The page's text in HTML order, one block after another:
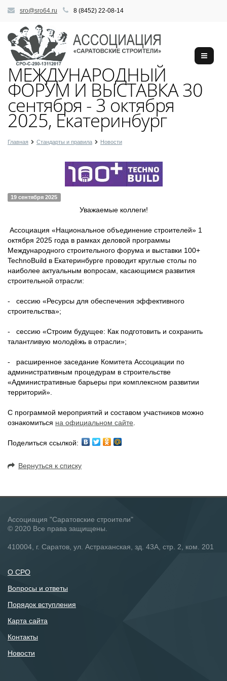
sro@sro64.ru 8 (8452) 22-08-14
МЕЖДУНАРОДНЫЙ
ФОРУМ И ВЫСТАВКА 30
сентября - 3 октября
2025, Екатеринбург
Главная Стандарты и правила Новости
19 сентября 2025
Уважаемые коллеги!
Ассоциация «Национальное объединение строителей» 1
октября 2025 года в рамках деловой программы
Международного строительного форума и выставки 100+
TechnoBuild в Екатеринбурге проводит круглые столы по
наиболее актуальным вопросам, касающимся развития
строительной отрасли:
- сессию «Ресурсы для обеспечения эффективного
строительства»;
- сессию «Строим будущее: Как подготовить и сохранить
талантливую молодёжь в отрасли»;
- расширенное заседание Комитета Ассоциации по
административным процедурам в строительстве
«Административные барьеры при комплексном развитии
территорий».
С программой мероприятий и составом участников можно
ознакомиться на официальном сайте
Поделиться ссылкой:
Вернуться к списку
Ассоциация "Саратовские строители"
© 2020 Все права защищены.
410004, г. Саратов, ул. Астраханская, зд. 43А, стр. 2, ком. 201
О СРО
Вопросы и ответы
Порядок вступления
Карта сайта
Контакты
Новости